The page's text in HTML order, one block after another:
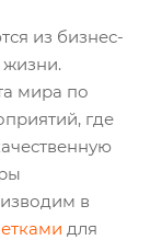
из бизнес-
жизни.
мира по
где
в
для